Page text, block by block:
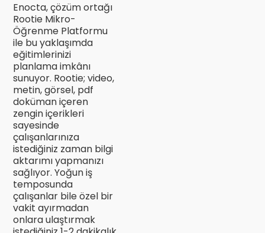
Enocta, çözüm ortağı
Rootie Mikro-
Öğrenme Platformu
ile bu yaklaşımda
eğitimlerinizi
planlama imkânı
sunuyor. Rootie; video,
metin, görsel, pdf
doküman içeren
zengin içerikleri
sayesinde
çalışanlarınıza
istediğiniz zaman bilgi
aktarımı yapmanızı
sağlıyor. Yoğun iş
temposunda
çalışanlar bile özel bir
vakit ayırmadan
onlara ulaştırmak